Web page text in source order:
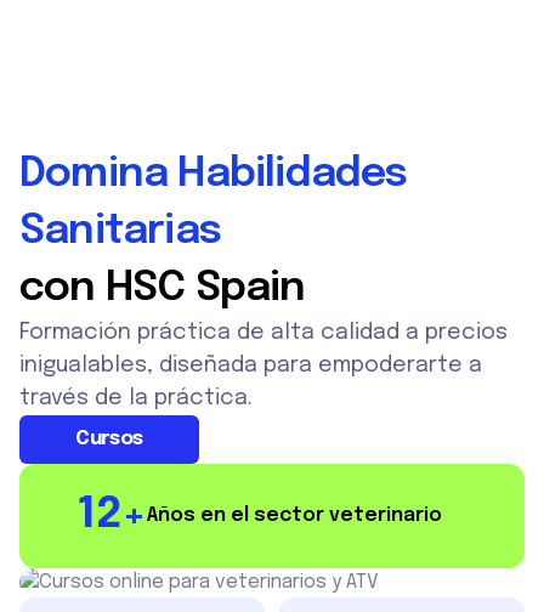
Domina Habilidades
Sanitarias
con HSC Spain
Formación práctica de alta calidad a precios
inigualables, diseñada para empoderarte a
través de la práctica.
Cursos
12+ Años en el sector veterinario